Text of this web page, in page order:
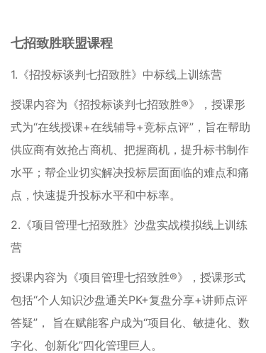
七招致胜联盟课程
1.《招投标谈判七招致胜》中标线上训练营
授课内容为《招投标谈判七招致胜®》，授课形
式为“在线授课+在线辅导+竞标点评”，旨在帮助
供应商有效抢占商机、把握商机，提升标书制作
水平；帮企业切实解决投标层面面临的难点和痛
点，快速提升投标水平和中标率。
2.《项目管理七招致胜》沙盘实战模拟线上训练
营
授课内容为《项目管理七招致胜®》，授课形式
包括“个人知识沙盘通关PK+复盘分享+讲师点评
答疑”， 旨在赋能客户成为“项目化、敏捷化、数
字化、创新化”四化管理巨人。